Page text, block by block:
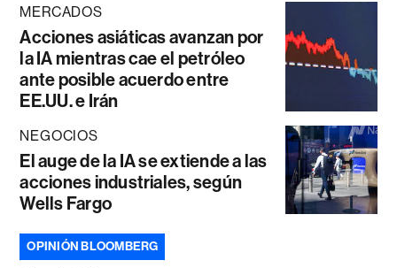
MERCADOS
Acciones asiáticas avanzan por
la IA mientras cae el petróleo
ante posible acuerdo entre
EE.UU. e Irán
NEGOCIOS
El auge de la IA se extiende a las
acciones industriales, según
Wells Fargo
OPINIÓN BLOOMBERG